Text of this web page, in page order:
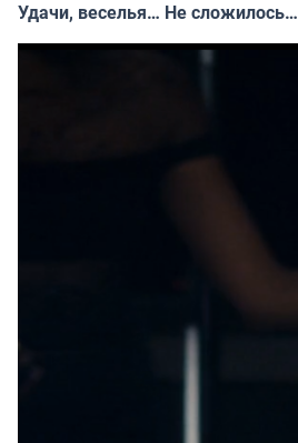
Удачи, веселья… Не сложилось…